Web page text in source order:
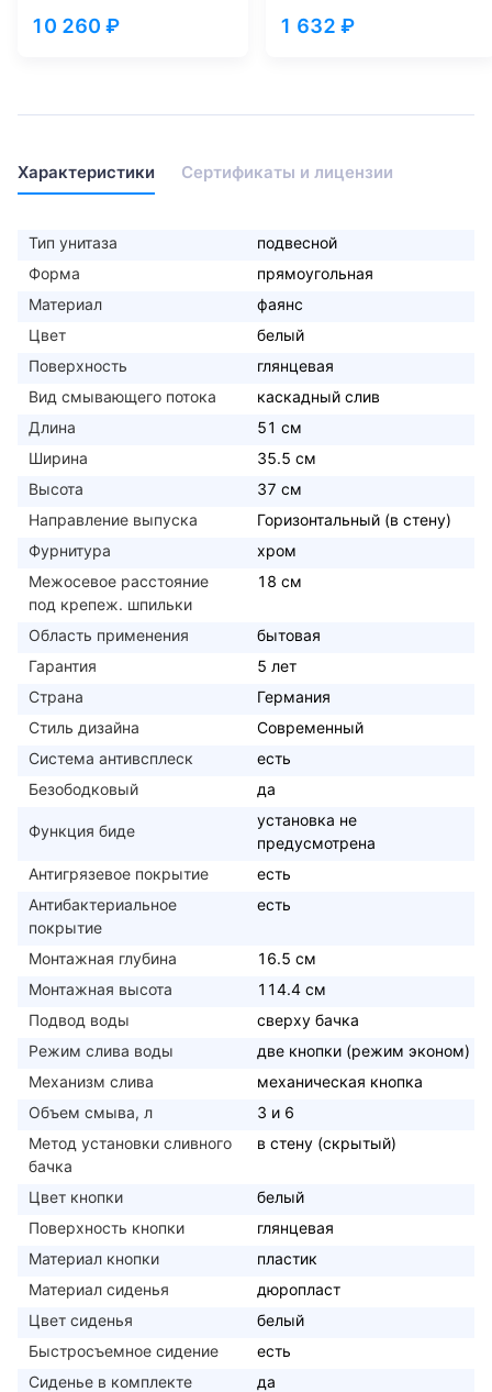
(10000003669)
10 260 ₽ 1 632 ₽
Характеристики Сертификаты и лицензии
Тип унитаза
подвесной
Форма
прямоугольная
Материал
фаянс
Цвет
белый
Поверхность
глянцевая
Вид смывающего потока
каскадный слив
Длина
51 см
Ширина
35.5 см
Высота
37 см
Направление выпуска
Горизонтальный (в стену)
Фурнитура
хром
Межосевое расстояние
под крепеж. шпильки
18 см
Область применения
бытовая
Гарантия
5 лет
Страна
Германия
Стиль дизайна
Современный
Система антивсплеск
есть
Безободковый
да
Функция биде
установка не
предусмотрена
Антигрязевое покрытие
есть
Антибактериальное
покрытие
есть
Монтажная глубина
16.5 см
Монтажная высота
114.4 см
Подвод воды
сверху бачка
Режим слива воды
две кнопки (режим эконом)
Механизм слива
механическая кнопка
Объем смыва, л
3 и 6
Метод установки сливного
бачка
в стену (скрытый)
Цвет кнопки
белый
Поверхность кнопки
глянцевая
Материал кнопки
пластик
Материал сиденья
дюропласт
Цвет сиденья
белый
Быстросъемное сидение
есть
Сиденье в комплекте
да